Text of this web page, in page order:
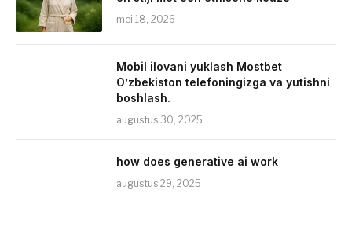
mei 18, 2026
Mobil ilovani yuklash Mostbet
O’zbekiston telefoningizga va yutishni
boshlash.
augustus 30, 2025
how does generative ai work
augustus 29, 2025